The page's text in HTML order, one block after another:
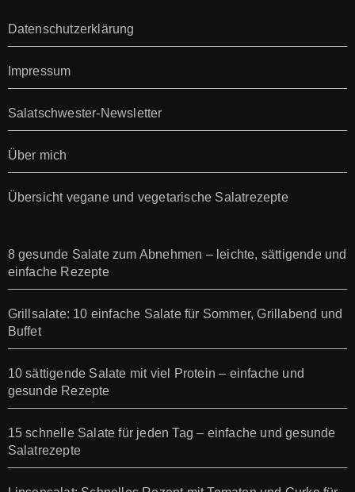
Datenschutzerklärung
Impressum
Salatschwester-Newsletter
Über mich
Übersicht vegane und vegetarische Salatrezepte
8 gesunde Salate zum Abnehmen – leichte, sättigende und
einfache Rezepte
Grillsalate: 10 einfache Salate für Sommer, Grillabend und
Buffet
10 sättigende Salate mit viel Protein – einfache und
gesunde Rezepte
15 schnelle Salate für jeden Tag – einfache und gesunde
Salatrezepte